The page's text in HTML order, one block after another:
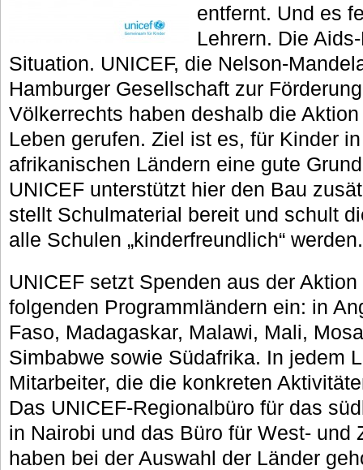
entfernt. Und es
Lehrern. Die
Situation. UNICEF, die Nelson-
Hamburger Gesellschaft zur
Völkerrechts haben deshalb die Aktion
Leben gerufen. Ziel ist es, für Kinder
afrikanischen Ländern eine gute
UNICEF unterstützt hier den Bau
stellt Schulmaterial bereit und schult
alle Schulen „kinderfreundlich“ werden.
UNICEF setzt Spenden aus der Aktion
folgenden Programmländern ein: in
Faso, Madagaskar, Malawi, Mali,
Simbabwe sowie Südafrika. In jedem
Mitarbeiter, die die konkreten
Das UNICEF-Regionalbüro für das
in Nairobi und das Büro für West- und
haben bei der Auswahl der Länder